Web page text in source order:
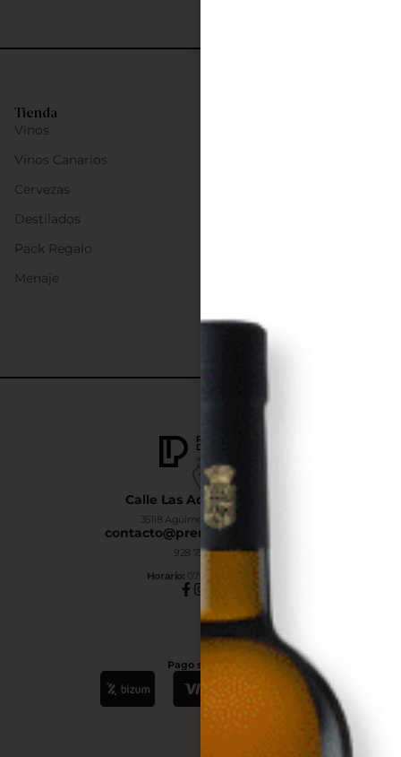
Calle Las Adelfas Nº6-B
35118 Agüimes, Las Palmas
contacto@premiumdrinks.es
928 754 363
Horario: 07:00h a 15:00h
Pago seguro
Tienda
Vinos
Vinos Canarios
Cervezas
Destilados
Pack Regalo
Menaje